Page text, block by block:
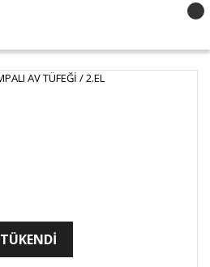
TÜKENDİ